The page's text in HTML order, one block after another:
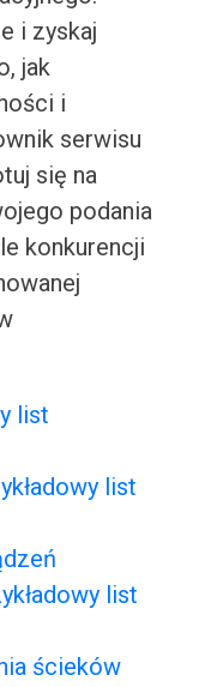
i zyskaj
jak
i
serwisu
się na
podania
konkurencji
list
list
list
ścieków